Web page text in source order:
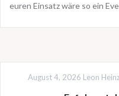
euren Einsatz wäre so ein
August 4, 2026 Leon